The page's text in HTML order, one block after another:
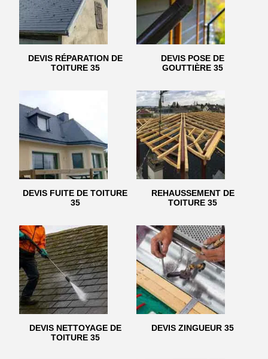
DEVIS RÉPARATION DE
TOITURE 35
DEVIS POSE DE
GOUTTIÈRE 35
DEVIS FUITE DE TOITURE
35
REHAUSSEMENT DE
TOITURE 35
DEVIS NETTOYAGE DE
TOITURE 35
DEVIS ZINGUEUR 35